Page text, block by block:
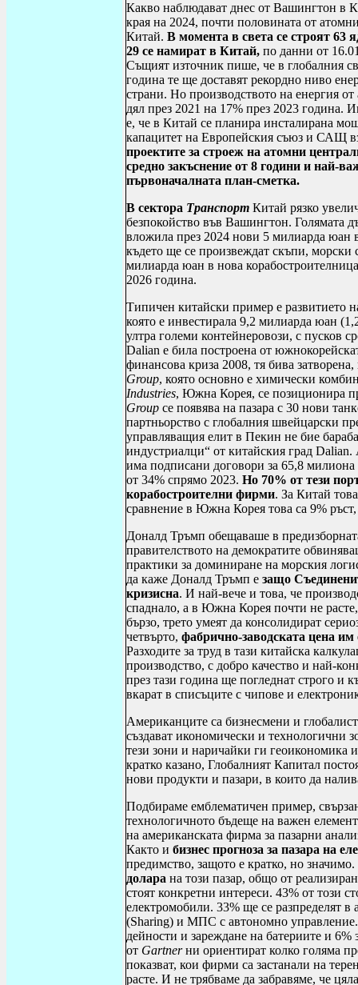
Какво наблюдават днес от Вашингтон в
края на 2024, почти половината от
Китай. В момента в света се строят 63
29 се намират в Китай, по данни от
Същият източник пише, че в глобалния
година те ще доставят рекордно ниво
страни. Но производството на енергия
дял през 2021 на 17% през 2023 година.
е, че в Китай се планира инсталирана
капацитет на Европейския съюз и САЩ
проектите за строеж на атомни
средно закъснение от 8 години и най-
първоначалната план-сметка.
В сектора Транспорт Китай рязко
безпокойство във Вашингтон. Голямата
вложила през 2024 нови 5 милиарда
където ще се произвеждат скъпи, морски
милиарда юан в нова
2026 година.
Типичен китайски пример е развитието
която е инвестирала 9,2 милиарда юан
ултра големи контейнеровози, с пусков
Dalian е била построена от
финансова криза 2008, тя бива
Group, която основно е химически
Industries, Южна Корея, се позиционира
Group се появява на пазара с 30 нови
партньорство с глобалния швейцарски
управляващия елит в Пекин не бие
индустриалци“ от китайския град Dalian.
има подписани договори за 65,8 милиона
от 34% спрямо 2023. Но 70% от тези
корабостроителни фирми. За Китай
сравнение в Южна Корея това са 9% ръст,
Доналд Тръмп обещаваше в
правителството на демократите
практики за доминиране на морския
да каже Доналд Тръмп е защо
кризисна. И най-вече и това, че
спаднало, а в Южна Корея почти не
бързо, трето умеят да консолидират
четвърто, фабрично-заводската цена
Разходите за труд в тази китайска
производство, с добро качество и най-
през тази година ще погледнат строго и
вкарат в списъците с чипове и
Американците са бизнесмени и
създават икономически и технологични
тези зони и наричайки ги геоикономика
кратко казано, Глобалният Капитал
нови продукти и пазари, в които да
Подбираме емблематичен пример,
технологичното бъдеще на важен
на американската фирма за пазарни
Както и бизнес прогноза за пазара на
предимство, защото е кратко, но
долара на този пазар, общо от
стоят конкретни интереси. 43% от този
електромобили. 33% ще се разпределят
(Sharing) и МПС с автономно управление.
дейности и зареждане на батериите и 6%
от Gartnerни ориентират колко голяма
показват, кои фирми са застанали на
расте. И не трябваме да забравяме, че